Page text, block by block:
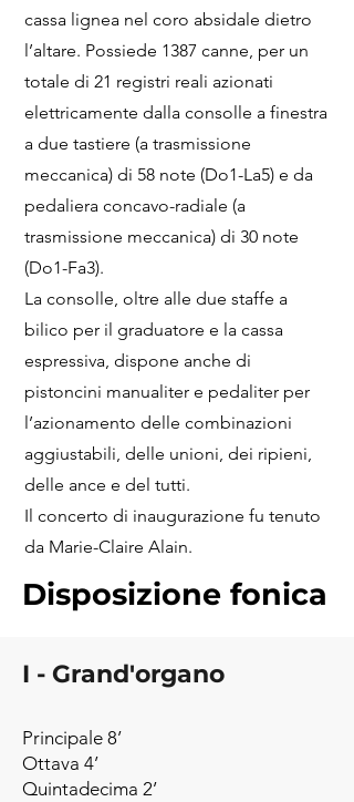
cassa lignea nel coro absidale dietro
l’altare. Possiede 1387 canne, per un
totale di 21 registri reali azionati
elettricamente dalla consolle a finestra
a due tastiere (a trasmissione
meccanica) di 58 note (Do1-La5) e da
pedaliera concavo-radiale (a
trasmissione meccanica) di 30 note
(Do1-Fa3).
La consolle, oltre alle due staffe a
bilico per il graduatore e la cassa
espressiva, dispone anche di
pistoncini manualiter e pedaliter per
l’azionamento delle combinazioni
aggiustabili, delle unioni, dei ripieni,
delle ance e del tutti.
Il concerto di inaugurazione fu tenuto
da Marie-Claire Alain.
Disposizione fonica
I - Grand'organo
Principale 8’
Ottava 4’
Quintadecima 2’